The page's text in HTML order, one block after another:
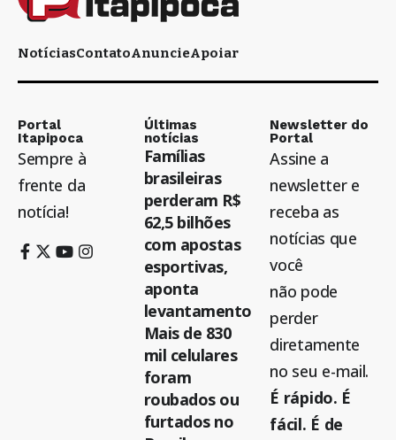
NotíciasContatoAnuncieApoiar
Portal
Itapipoca
Sempre à
frente da
notícia!
Últimas
notícias
Famílias
brasileiras
perderam R$
62,5 bilhões
com apostas
esportivas,
aponta
levantamento
Mais de 830
mil celulares
foram
roubados ou
furtados no
Newsletter do
Portal
Assine a
newsletter e
receba as
notícias que
você
não pode
perder
diretamente
no seu e-mail.
É rápido. É
fácil. É de